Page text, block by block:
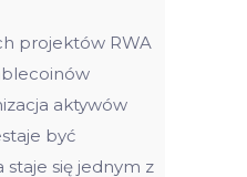
projektów RWA
aktywów
być
się jednym z